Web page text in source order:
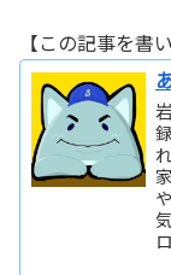
【この記事を書